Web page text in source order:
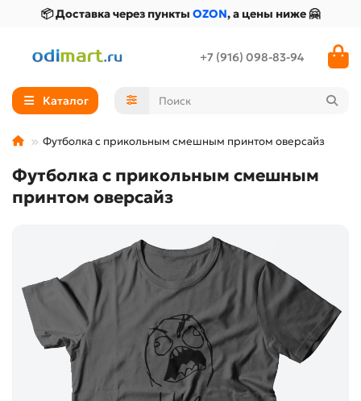
📦 Доставка через пункты OZON, а цены ниже 🤗
+7 (916) 098-83-94
Каталог
Футболка с прикольным смешным принтом оверсайз
Футболка с прикольным смешным
принтом оверсайз